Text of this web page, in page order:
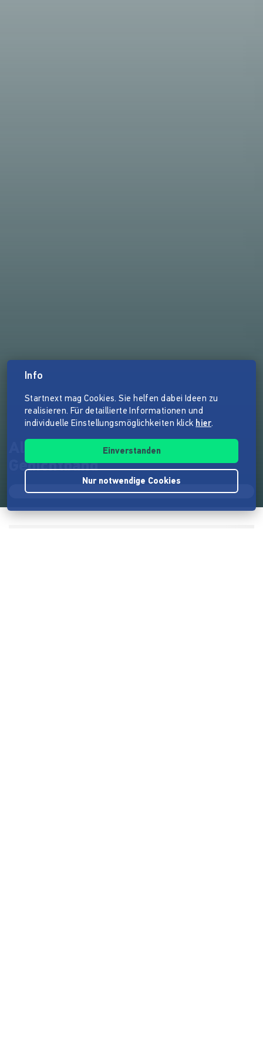
Als könnten wir bleiben -
Gedichtband
Info
Startnext mag Cookies. Sie helfen dabei Ideen zu
realisieren. Für detaillierte Informationen und
individuelle Einstellungsmöglichkeiten klick hier.
Einverstanden
Nur notwendige Cookies